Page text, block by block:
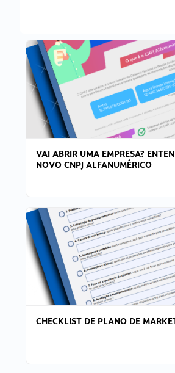
VAI ABRIR UMA EMPRESA?
NOVO CNPJ ALFANUMÉRICO
CHECKLIST DE PLANO DE